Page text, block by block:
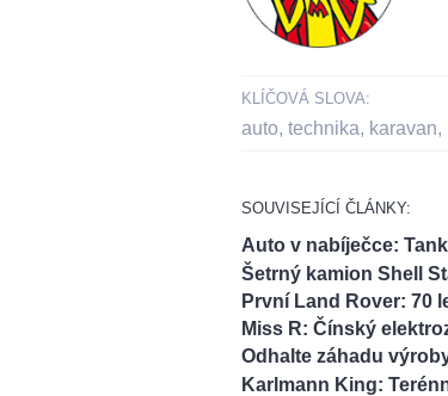
KLÍČOVÁ SLOVA:
auto, technika, karavan,
SOUVISEJÍCÍ ČLÁNKY:
Auto v nabíječce:
Šetrný kamion Shell
První Land Rover: 70
Miss R: Čínský
Odhalte záhadu
Karlmann King: